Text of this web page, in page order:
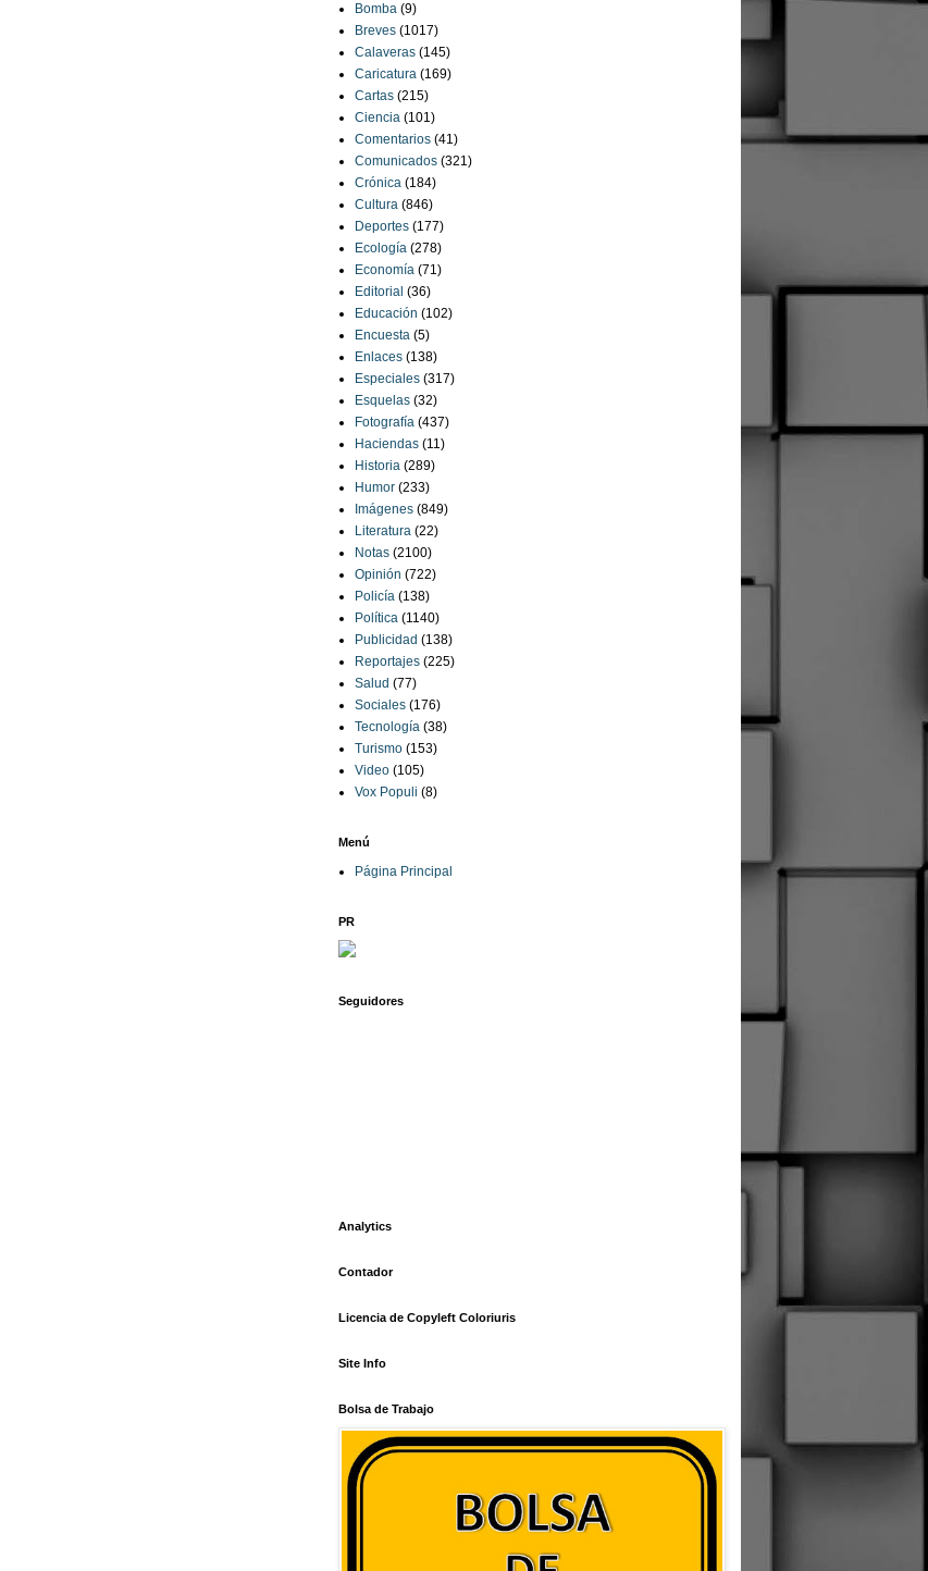
Bomba (9)
Breves (1017)
Calaveras (145)
Caricatura (169)
Cartas (215)
Ciencia (101)
Comentarios (41)
Comunicados (321)
Crónica (184)
Cultura (846)
Deportes (177)
Ecología (278)
Economía (71)
Editorial (36)
Educación (102)
Encuesta (5)
Enlaces (138)
Especiales (317)
Esquelas (32)
Fotografía (437)
Haciendas (11)
Historia (289)
Humor (233)
Imágenes (849)
Literatura (22)
Notas (2100)
Opinión (722)
Policía (138)
Política (1140)
Publicidad (138)
Reportajes (225)
Salud (77)
Sociales (176)
Tecnología (38)
Turismo (153)
Video (105)
Vox Populi (8)
Menú
Página Principal
PR
Seguidores
Analytics
Contador
Licencia de Copyleft Coloriuris
Site Info
Bolsa de Trabajo